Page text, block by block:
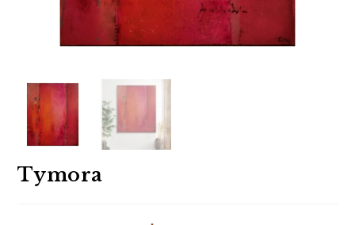
Tymora